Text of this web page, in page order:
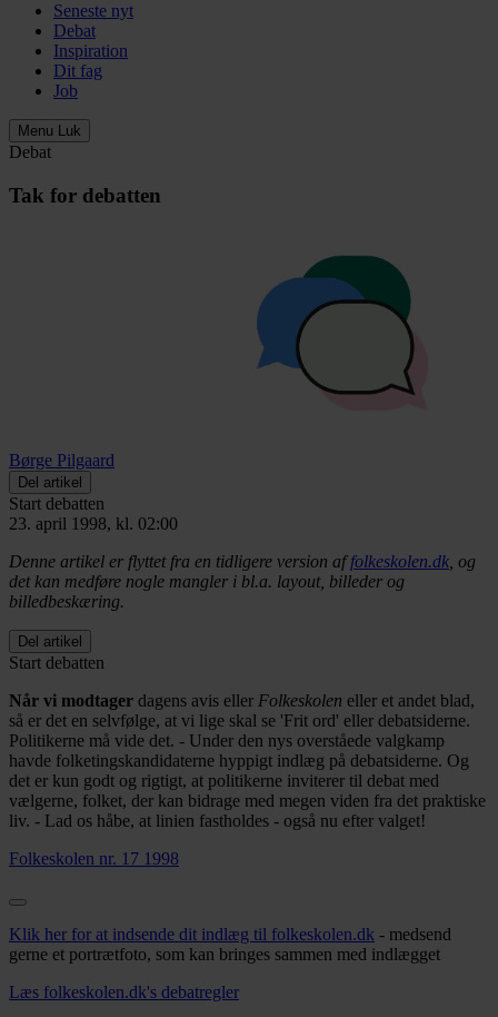
Seneste nyt
Debat
Inspiration
Dit fag
Job
Menu Luk
Debat
Tak for debatten
Børge Pilgaard
Del artikel
Start debatten
23. april 1998, kl. 02:00
Denne artikel er flyttet fra en tidligere version affolkeskolen.dk, og
det kan medføre nogle mangler i bl.a. layout, billeder og
billedbeskæring.
Del artikel
Start debatten
Når vi modtager dagens avis eller Folkeskolen eller et andet blad,
så er det en selvfølge, at vi lige skal se 'Frit ord' eller debatsiderne.
Politikerne må vide det. - Under den nys overståede valgkamp
havde folketingskandidaterne hyppigt indlæg på debatsiderne. Og
det er kun godt og rigtigt, at politikerne inviterer til debat med
vælgerne, folket, der kan bidrage med megen viden fra det praktiske
liv. - Lad os håbe, at linien fastholdes - også nu efter valget!
Folkeskolen nr. 17 1998
Klik her for at indsende dit indlæg til folkeskolen.dk - medsend
gerne et portrætfoto, som kan bringes sammen med indlægget
Læs folkeskolen.dk's debatregler